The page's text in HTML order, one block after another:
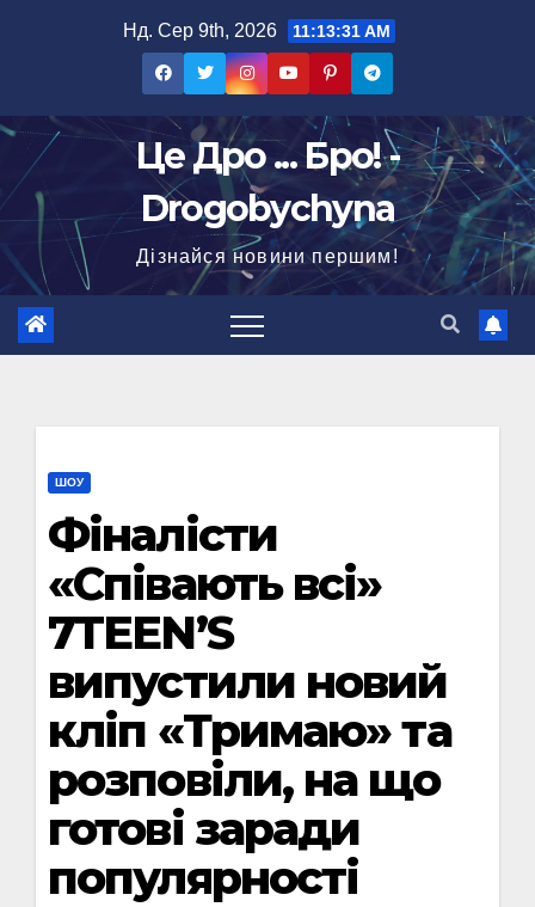
Нд. Сер 9th, 2026 11:13:32 AM
Це Дро ... Бро! -
Drogobychyna
Дізнайся новини першим!
ШОУ
Фіналісти
«Співають всі»
7TEEN’S
випустили новий
кліп «Тримаю» та
розповіли, на що
готові заради
популярності